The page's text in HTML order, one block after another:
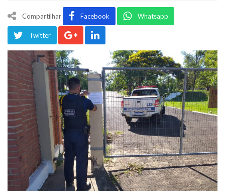
Compartilhar Facebook Whatsapp
Twitter